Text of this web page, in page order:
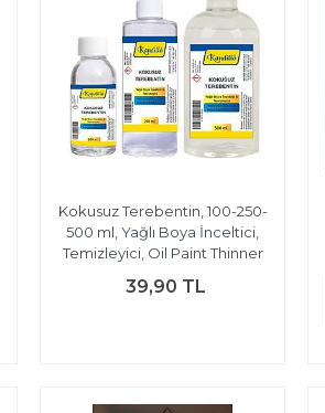
Kokusuz Terebentin, 100-250-
500 ml, Yağlı Boya İnceltici,
Temizleyici, Oil Paint Thinner
39,90 TL